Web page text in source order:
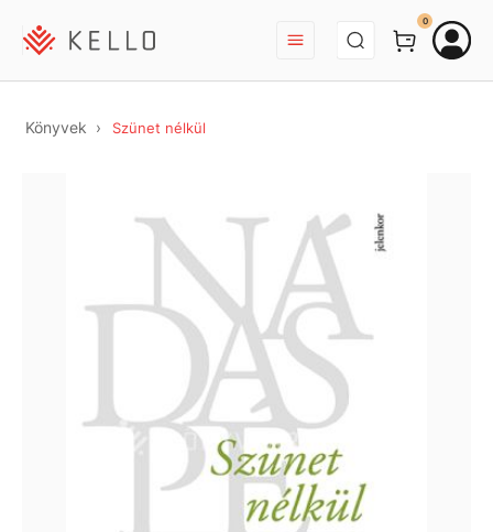
BEJELENTKEZÉS
0
Könyvek Szünet nélkül